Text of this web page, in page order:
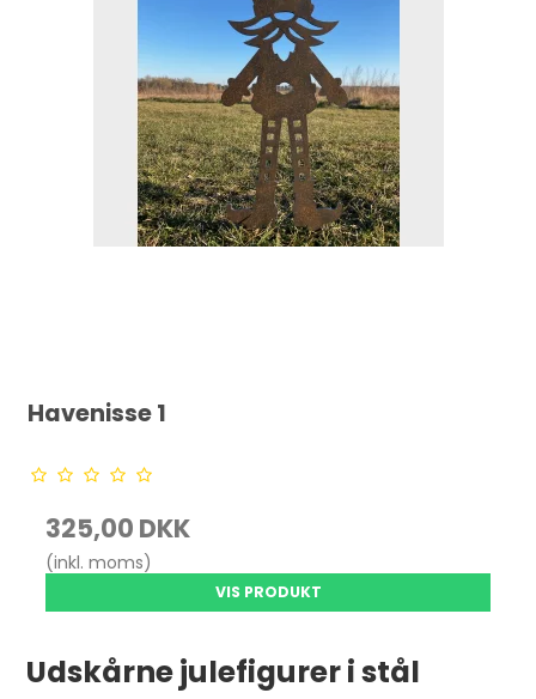
Havenisse 1
325,00 DKK
(inkl. moms)
VIS PRODUKT
Udskårne julefigurer i stål